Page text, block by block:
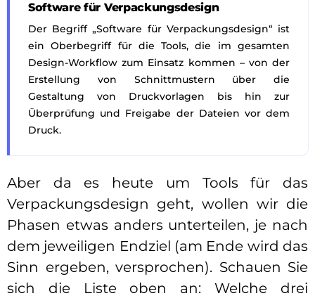
Software für Verpackungsdesign
Der Begriff „Software für Verpackungsdesign“ ist
ein Oberbegriff für die Tools, die im gesamten
Design-Workflow zum Einsatz kommen – von der
Erstellung von Schnittmustern über die
Gestaltung von Druckvorlagen bis hin zur
Überprüfung und Freigabe der Dateien vor dem
Druck.
Aber da es heute um Tools für das
Verpackungsdesign geht, wollen wir die
Phasen etwas anders unterteilen, je nach
dem jeweiligen Endziel (am Ende wird das
Sinn ergeben, versprochen). Schauen Sie
sich die Liste oben an: Welche drei